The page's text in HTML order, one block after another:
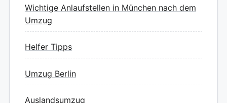
Wichtige Anlaufstellen in München nach dem
Umzug
Helfer Tipps
Umzug Berlin
Auslandsumzug